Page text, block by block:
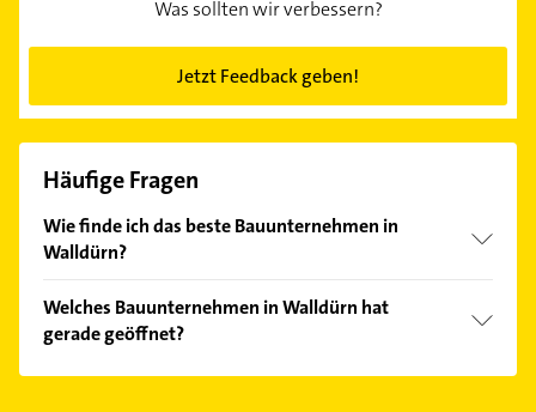
Was sollten wir verbessern?
Jetzt Feedback geben!
Häufige Fragen
Wie finde ich das beste Bauunternehmen in
Walldürn?
Kundenmeinungen und profitieren Sie von den
Empfehlungen. Die Suchergebnisse können Sie sich
einfach nachBewertungensortiert anzeigen lassen.
Welches Bauunternehmen in Walldürn hat
gerade geöffnet?
Im Anbieter-Bereich finden Sie alleÖffnungszeiten.